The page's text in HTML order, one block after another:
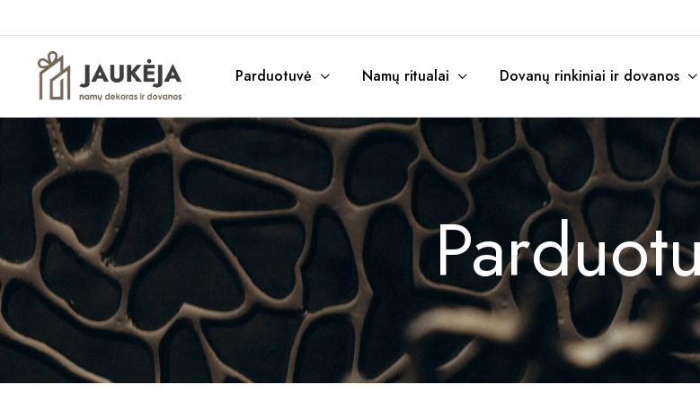
Parduotuvė Namų ritualai Dovanų rinkiniai ir dovanos